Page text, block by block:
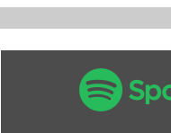
Bierprediger